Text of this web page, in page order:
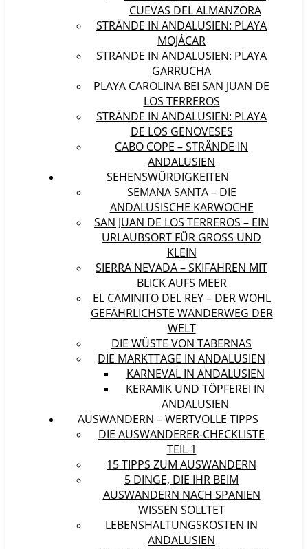
CUEVAS DEL ALMANZORA
STRÄNDE IN ANDALUSIEN: PLAYA
MOJÁCAR
STRÄNDE IN ANDALUSIEN: PLAYA
GARRUCHA
PLAYA CAROLINA BEI SAN JUAN DE
LOS TERREROS
STRÄNDE IN ANDALUSIEN: PLAYA
DE LOS GENOVESES
CABO COPE – STRÄNDE IN
ANDALUSIEN
SEHENSWÜRDIGKEITEN
SEMANA SANTA – DIE
ANDALUSISCHE KARWOCHE
SAN JUAN DE LOS TERREROS – EIN
URLAUBSORT FÜR GROSS UND K
LEIN
SIERRA NEVADA – SKIFAHREN MIT
BLICK AUFS MEER
EL CAMINITO DEL REY – DER WOHL
GEFÄHRLICHSTE WANDERWEG DER
WELT
DIE WÜSTE VON TABERNAS
DIE MARKTTAGE IN ANDALUSIEN
KARNEVAL IN ANDALUSIEN
KERAMIK UND TÖPFEREI IN
ANDALUSIEN
AUSWANDERN – WERTVOLLE TIPPS
DIE AUSWANDERER-CHECKLISTE
TEIL 1
15 TIPPS ZUM AUSWANDERN
5 DINGE, DIE IHR BEIM
AUSWANDERN NACH SPANIEN
WISSEN SOLLTET
LEBENSHALTUNGSKOSTEN IN
ANDALUSIEN